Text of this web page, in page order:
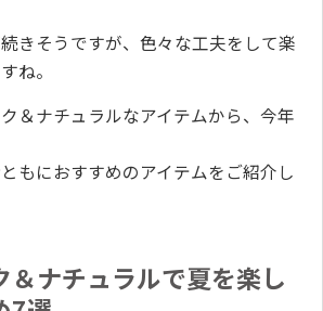
きそうですが、色々な工夫をして楽
ね。
＆ナチュラルなアイテムから、今年
もにおすすめのアイテムをご紹介し
＆ナチュラルで夏を楽し